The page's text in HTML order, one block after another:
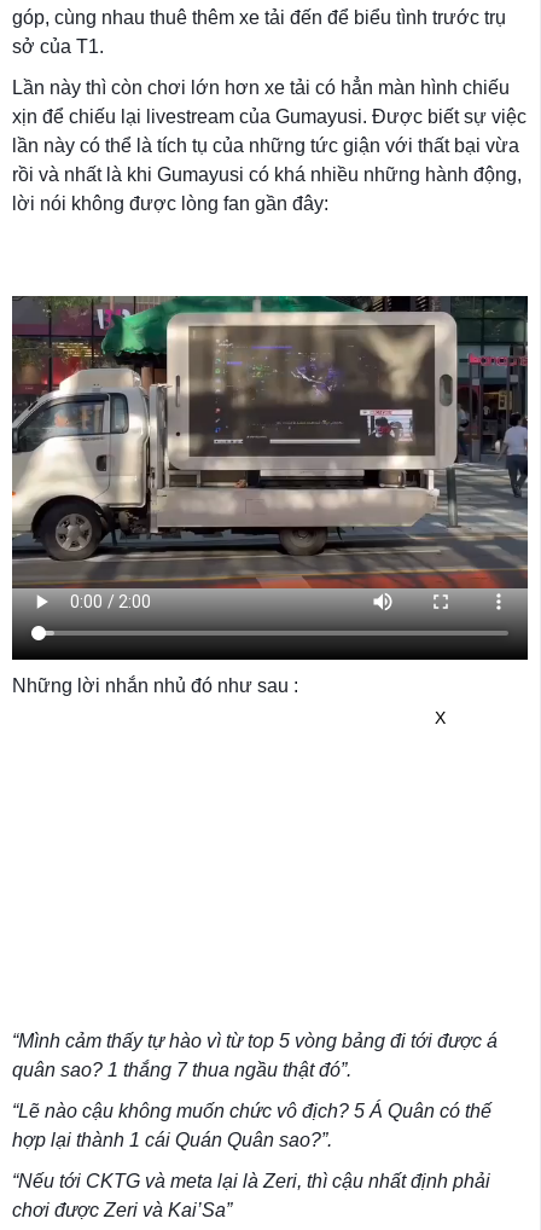
góp, cùng nhau thuê thêm xe tải đến để biểu tình trước trụ
sở của T1.
Lần này thì còn chơi lớn hơn xe tải có hẳn màn hình chiếu
xịn để chiếu lại livestream của Gumayusi. Được biết sự việc
lần này có thể là tích tụ của những tức giận với thất bại vừa
rồi và nhất là khi Gumayusi có khá nhiều những hành động,
lời nói không được lòng fan gần đây:
Những lời nhắn nhủ đó như sau :
X
“Mình cảm thấy tự hào vì từ top 5 vòng bảng đi tới được á
quân sao? 1 thắng 7 thua ngầu thật đó”.
“Lẽ nào cậu không muốn chức vô địch? 5 Á Quân có thế
hợp lại thành 1 cái Quán Quân sao?”.
“Nếu tới CKTG và meta lại là Zeri, thì cậu nhất định phải
chơi được Zeri và Kai’Sa”